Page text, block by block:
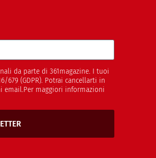
da parte di 361magazine. I tuoi
679 (GDPR). Potrai cancellarti in
maggiori informazioni